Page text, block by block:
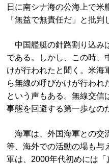
日に南シナ海の公海上で米
「無益で無責任だ」と批判
中国艦艇の針路割り込み
である。しかし、この時、
けが行われたと聞く。米海
ら無線の呼びかけが行われ
という声もある。無線交信
事態を回避する第一歩なの
海軍は、外国海軍との交
等、海外での活動の場も与
軍は、2000年代初めには